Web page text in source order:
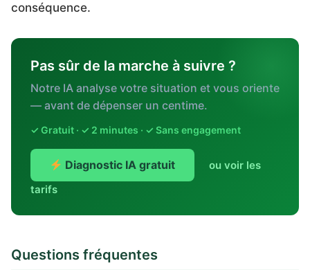
conséquence.
Pas sûr de la marche à suivre ?
Notre IA analyse votre situation et vous oriente
— avant de dépenser un centime.
✓ Gratuit · ✓ 2 minutes · ✓ Sans engagement
Diagnostic IA gratuit
ou voir les
tarifs
Questions fréquentes